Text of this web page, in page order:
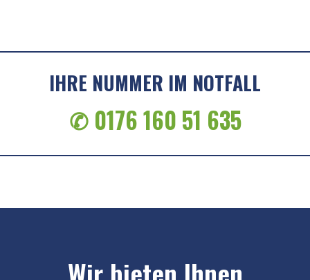
IHRE NUMMER IM NOTFALL
✆ 0176 160 51 635